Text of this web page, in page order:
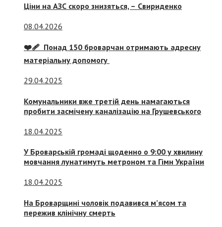
Ціни на АЗС скоро знизяться, – Свириденко
08.04.2026
❤️‍🩹 Понад 150 броварчан отримають адресну
матеріальну допомогу
29.04.2025
Комунальники вже третій день намагаються
пробити засмічену каналізацію на Грушевського
18.04.2025
У Броварській громаді щоденно о 9:00 у хвилину
мовчання лунатимуть метроном та Гімн України
18.04.2025
На Броварщині чоловік подавився м’ясом та
пережив клінічну смерть